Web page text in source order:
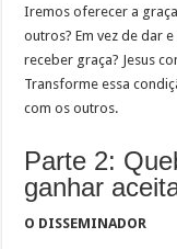
Iremos oferecer a
outros? Em vez de dar
receber graça? Jesus
Transforme essa
com os outros.
Parte 2:
ganhar
O DISSEMINADOR